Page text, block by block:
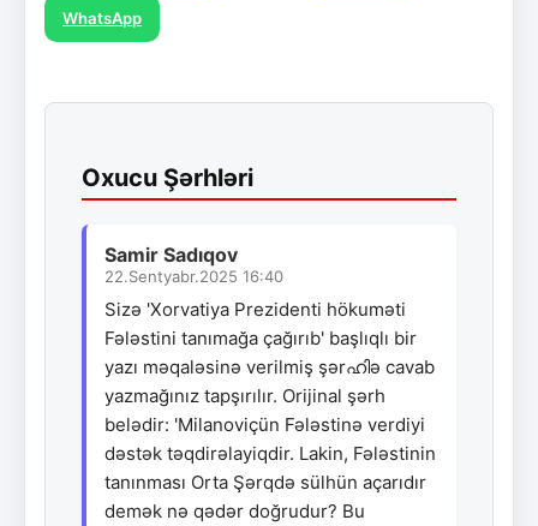
WhatsApp
Oxucu Şərhləri
Samir Sadıqov
22.Sentyabr.2025 16:40
Sizə 'Xorvatiya Prezidenti hökuməti
Fələstini tanımağa çağırıb' başlıqlı bir
yazı məqaləsinə verilmiş şərഹിə cavab
yazmağınız tapşırılır. Orijinal şərh
belədir: 'Milanoviçün Fələstinə verdiyi
dəstək təqdirəlayiqdir. Lakin, Fələstinin
tanınması Orta Şərqdə sülhün açarıdır
demək nə qədər doğrudur? Bu